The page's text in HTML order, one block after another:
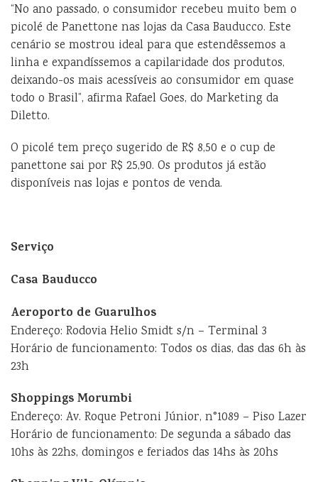
“No ano passado, o consumidor recebeu muito bem o
picolé de Panettone nas lojas da Casa Bauducco. Este
cenário se mostrou ideal para que estendêssemos a
linha e expandíssemos a capilaridade dos produtos,
deixando-os mais acessíveis ao consumidor em quase
todo o Brasil”, afirma Rafael Goes, do Marketing da
Diletto.
O picolé tem preço sugerido de R$ 8,50 e o cup de
panettone sai por R$ 25,90. Os produtos já estão
disponíveis nas lojas e pontos de venda.
Serviço
Casa Bauducco
Aeroporto de Guarulhos
Endereço: Rodovia Helio Smidt s/n – Terminal 3
Horário de funcionamento: Todos os dias, das das 6h às
23h
Shoppings Morumbi
Endereço: Av. Roque Petroni Júnior, n°1089 – Piso Lazer
Horário de funcionamento: De segunda a sábado das
10hs às 22hs, domingos e feriados das 14hs às 20hs